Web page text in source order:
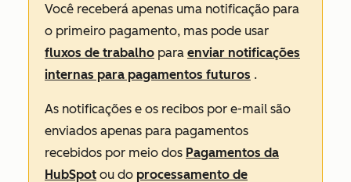
Você receberá apenas uma notificação para
o primeiro pagamento, mas pode usar
fluxos de trabalho para enviar notificações
internas para pagamentos futuros .
As notificações e os recibos por e-mail são
enviados apenas para pagamentos
recebidos por meio dos Pagamentos da
HubSpot ou do processamento de